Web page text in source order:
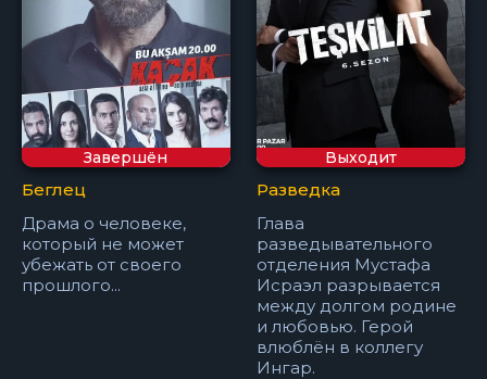
Завершён
Беглец
Драма о человеке,
который не может
убежать от своего
прошлого...
Выходит
Разведка
Глава
разведывательного
отделения Мустафа
Исраэл разрывается
между долгом родине
и любовью. Герой
влюблён в коллегу
Ингар.